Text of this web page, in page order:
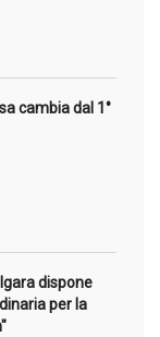
cambia dal 1°
dispone
per la